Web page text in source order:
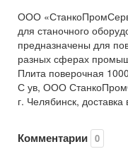
ООО
для станочного
предназначены для
разных сферах
Плита поверочная
С ув, ООО
г. Челябинск,
Комментарии 0